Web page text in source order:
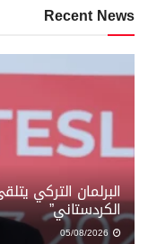
Recent News
البرلمان التركي
الكردستاني”